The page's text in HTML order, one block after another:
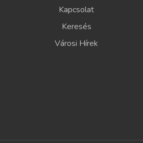
Kapcsolat
Keresés
Városi Hírek